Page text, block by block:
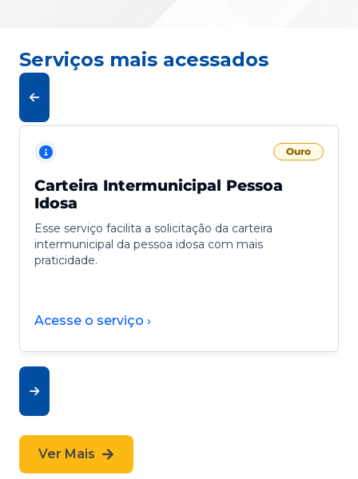
Serviços mais acessados
Ouro
Carteira Intermunicipal Pessoa
Idosa
Esse serviço facilita a solicitação da carteira
intermunicipal da pessoa idosa com mais
praticidade.
Acesse o serviço ›
Ver Mais